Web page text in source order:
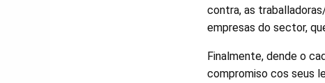
contra, as
empresas do sector,
Finalmente, dende o
compromiso cos seus